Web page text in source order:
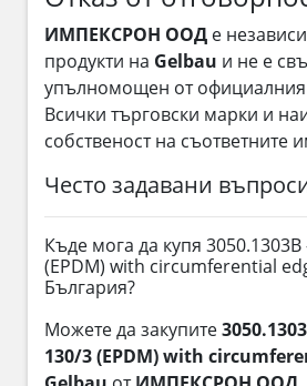
ИМПЕКСРОН ООД е
продукти на Gelbau и не е
упълномощен от официалния
Всички търговски марки и
собственост на съответните
Често задавани
Къде мога да купя 3050.1303B
(EPDM) with circumferential
България?
Можете да закупите
130/3 (EPDM) with